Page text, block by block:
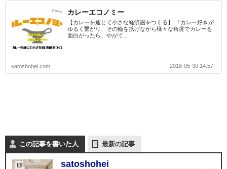
カレーエコノミー
【カレーを通じて小さな経済圏をつくる】 『カレー好きが
ゆるく繋がり、その輪を拡げながら様々な角度でカレーを
面白がったら、やがて...
satoshohei.com 2018-05-30 14:57
この記事を書いた人 最新の記事
satoshohei